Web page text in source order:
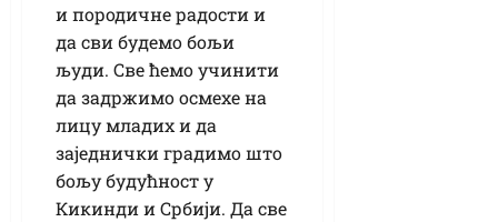
и породичне радости и
да сви будемо бољи
људи. Све ћемо учинити
да задржимо осмехе на
лицу младих и да
заједнички градимо што
бољу будућност у
Кикинди и Србији. Да све